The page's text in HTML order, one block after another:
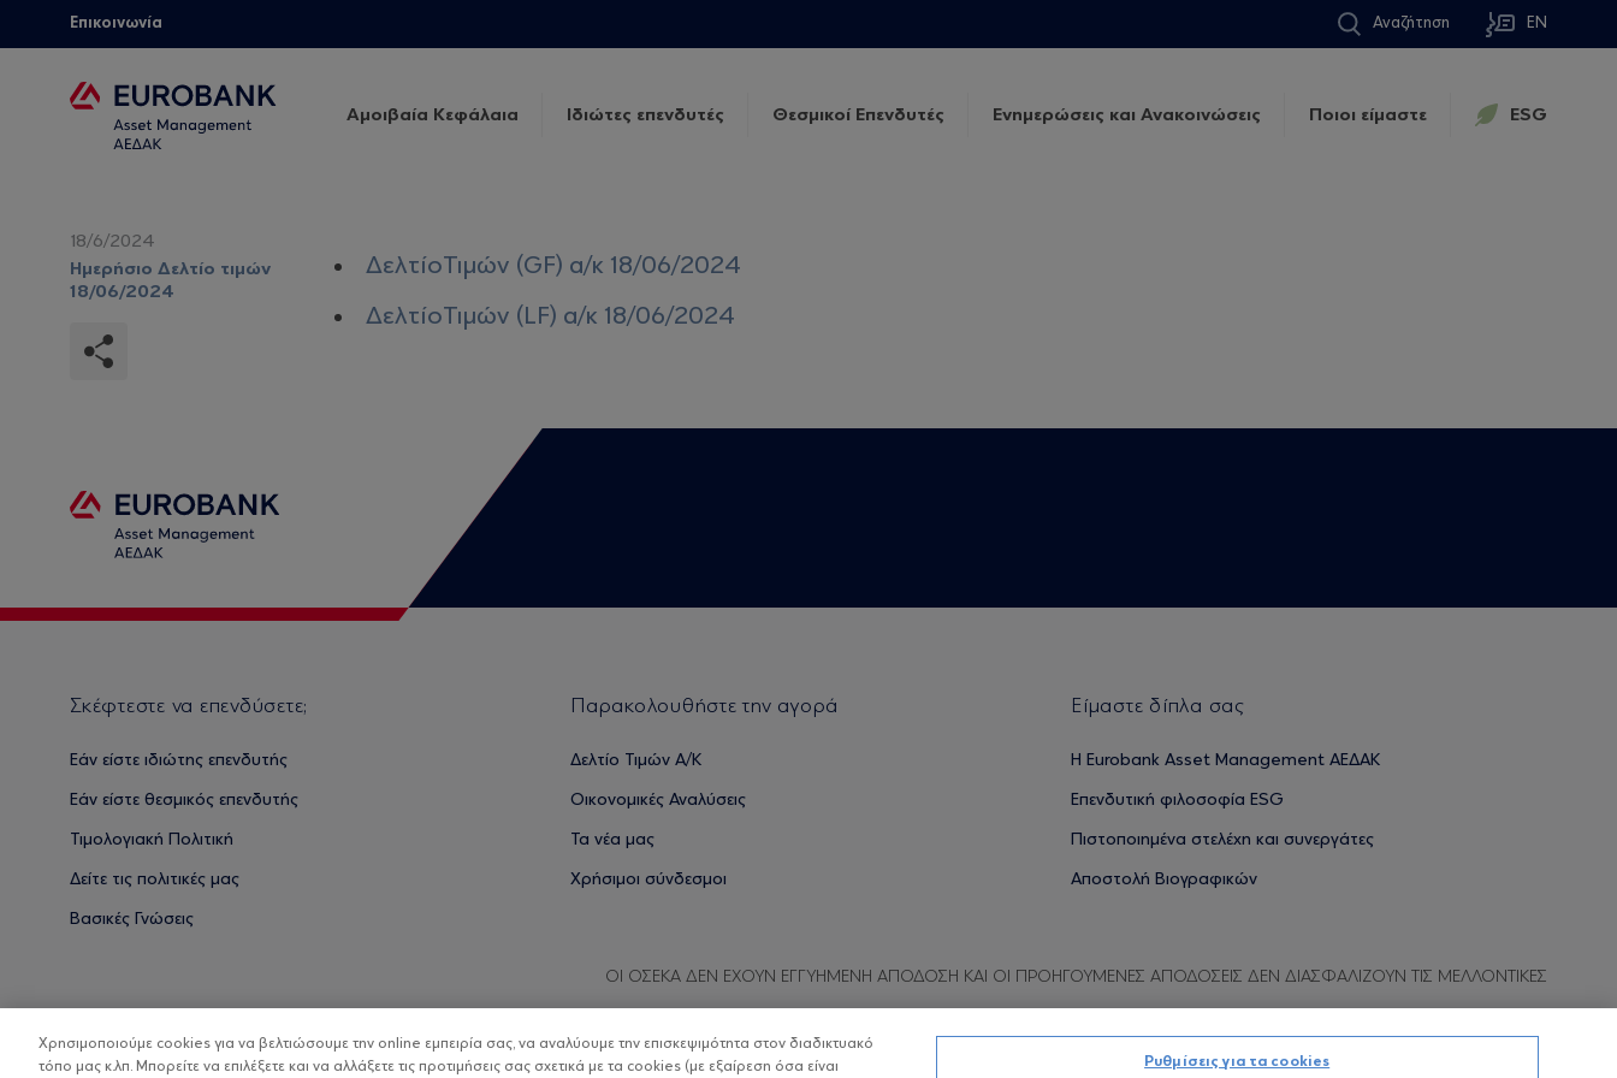
Επικοινωνία Αναζήτηση EN
Αμοιβαία Κεφάλαια Ιδιώτες επενδυτές Θεσμικοί Επενδυτές Ενημερώσεις και Ανακοινώσεις Ποιοι είμαστε ESG
18/6/2024
Ημερήσιο Δελτίο τιμών
18/06/2024
ΔελτίοΤιμών (GF) α/κ 18/06/2024
ΔελτίοΤιμών (LF) α/κ 18/06/2024
Σκέφτεστε να επενδύσετε;
Εάν είστε ιδιώτης επενδυτής
Εάν είστε θεσμικός επενδυτής
Τιμολογιακή Πολιτική
Δείτε τις πολιτικές μας
Βασικές Γνώσεις
Παρακολουθήστε την αγορά
Δελτίο Τιμών Α/Κ
Οικονομικές Αναλύσεις
Τα νέα μας
Χρήσιμοι σύνδεσμοι
Είμαστε δίπλα σας
H Eurobank Asset Management ΑΕΔΑΚ
Επενδυτική φιλοσοφία ESG
Πιστοποιημένα στελέχη και συνεργάτες
Αποστολή Βιογραφικών
ΟΙ ΟΣΕΚΑ ΔΕΝ ΕΧΟΥΝ ΕΓΓΥΗΜΕΝΗ ΑΠΟΔΟΣΗ ΚΑΙ ΟΙ ΠΡΟΗΓΟΥΜΕΝΕΣ ΑΠΟΔΟΣΕΙΣ ΔΕΝ ΔΙΑΣΦΑΛΙΖΟΥΝ ΤΙΣ ΜΕΛΛΟΝΤΙΚΕΣ
Copyright © Eurobank ΑΕΔΑΚ Προστασία Προσωπικών Δεδομένων Όροι χρήσης
Χρησιμοποιούμε cookies για να βελτιώσουμε την online εμπειρία σας, να αναλύουμε την επισκεψιμότητα στον διαδικτυακό
τόπο μας κ.λπ. Μπορείτε να επιλέξετε και να αλλάξετε τις προτιμήσεις σας σχετικά με τα cookies (με εξαίρεση όσα είναι
Ρυθμίσεις για τα cookies